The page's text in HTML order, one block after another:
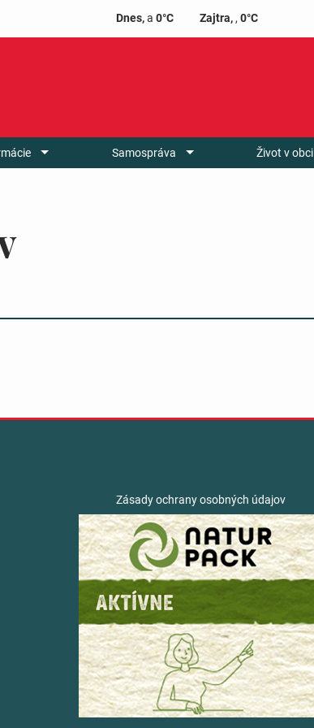
Dnes, a 0°C Zajtra,,0°C
Samospráva Život v obci
Zásady ochrany osobných údajov